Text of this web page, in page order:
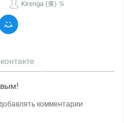
Kirenga (東) ♋
комментарии